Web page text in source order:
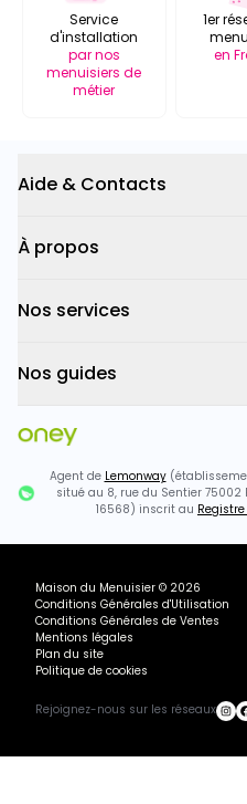
Service
d'installation
par nos
menuisiers de
métier
1er
en
Aide & Contacts
À propos
Nos services
Nos guides
Agent de Lemonway
situé au 8, rue du Sentier 75002
16568) inscrit au
Maison du Menuisier © 2026
Conditions Générales d'Utilisation
Conditions Générales de Ventes
Mentions légales
Plan du site
Politique de cookies
Rejoignez-nous sur les réseaux